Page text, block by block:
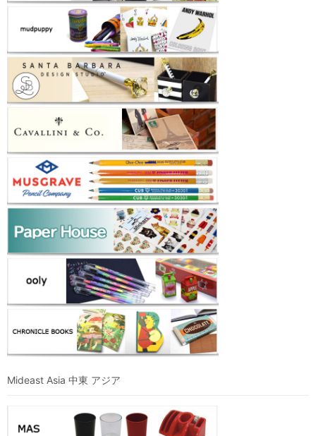
Mideast Asia 中東 アジア